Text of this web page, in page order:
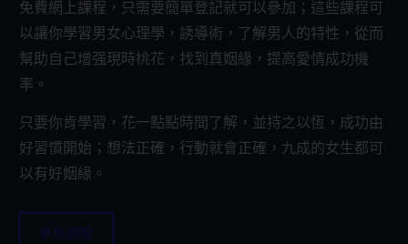
免費網上課程，只需要簡單登記就可以參加；這些課程可
以讓你學習男女心理學，誘導術，了解男人的特性，從而
幫助自己增强現時桃花，找到真姻緣，提高愛情成功機
率。
只要你肯學習，花一點點時間了解，並持之以恆，成功由
好習慣開始；想法正確，行動就會正確，九成的女生都可
以有好姻緣。
參加課程